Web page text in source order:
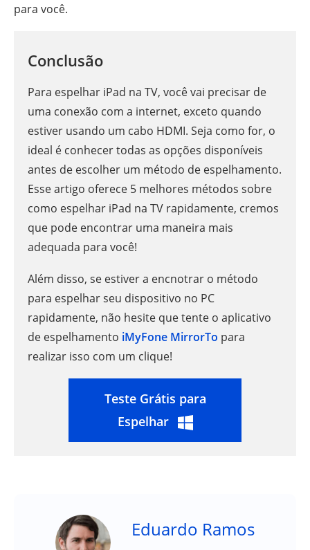
para você.
Conclusão
Para espelhar iPad na TV, você vai precisar de
uma conexão com a internet, exceto quando
estiver usando um cabo HDMI. Seja como for, o
ideal é conhecer todas as opções disponíveis
antes de escolher um método de espelhamento.
Esse artigo oferece 5 melhores métodos sobre
como espelhar iPad na TV rapidamente, cremos
que pode encontrar uma maneira mais
adequada para você!
Além disso, se estiver a encnotrar o método
para espelhar seu dispositivo no PC
rapidamente, não hesite que tente o aplicativo
de espelhamento iMyFone MirrorTo para
realizar isso com um clique!
Teste Grátis para
Espelhar
Eduardo Ramos